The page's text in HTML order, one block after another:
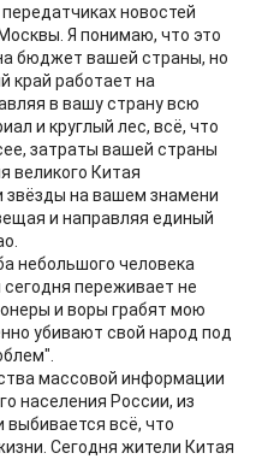
новостей
Я понимаю, что это
бюджет вашей страны, но
край работает на
в вашу страну всю
и круглый лес, всё, что
затраты вашей страны
великого Китая
звёзды на вашем знамени
и направляя единый
небольшого человека
переживает не
и воры грабят мою
убивают свой народ под
массовой информации
населения России, из
всё, что
Сегодня жители Китая